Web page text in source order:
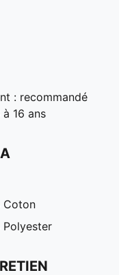
: recommandé
16 ans
Coton
Polyester